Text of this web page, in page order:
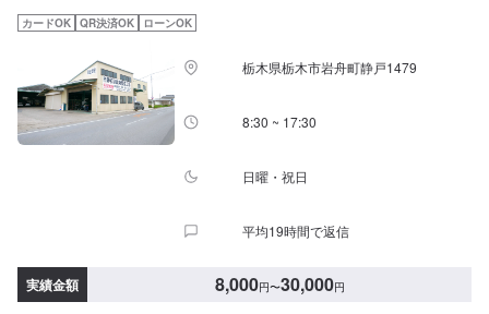
カードOK QR決済OK ローンOK
栃木県栃木市岩舟町静戸1479
8:30 ~ 17:30
日曜・祝日
平均19時間で返信
実績金額 8,000円〜30,000円